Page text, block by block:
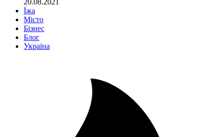
20.08.2021
Їжа
Місто
Бізнес
Блог
Україна